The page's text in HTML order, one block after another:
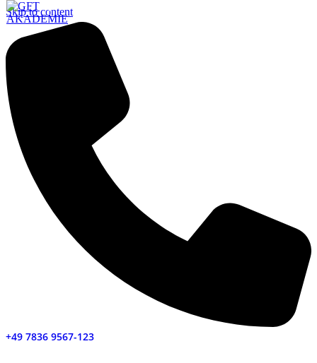
Skip to content
+49 7836 9567-123